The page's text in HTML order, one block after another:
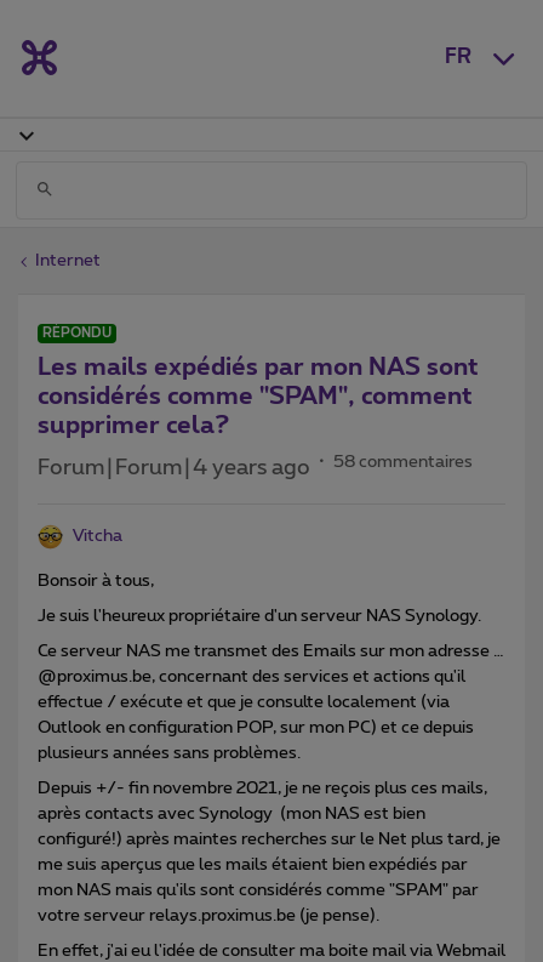
FR
Internet
RÉPONDU
Les mails expédiés par mon NAS sont
considérés comme "SPAM", comment
supprimer cela?
Forum|Forum|4 years ago 58 commentaires
Vitcha
Bonsoir à tous,
Je suis l'heureux propriétaire d'un serveur NAS Synology.
Ce serveur NAS me transmet des Emails sur mon adresse …
@proximus.be, concernant des services et actions qu'il
effectue / exécute et que je consulte localement (via
Outlook en configuration POP, sur mon PC) et ce depuis
plusieurs années sans problèmes.
Depuis +/- fin novembre 2021, je ne reçois plus ces mails,
après contacts avec Synology (mon NAS est bien
configuré!) après maintes recherches sur le Net plus tard, je
me suis aperçus que les mails étaient bien expédiés par
mon NAS mais qu'ils sont considérés comme "SPAM" par
votre serveur relays.proximus.be (je pense).
En effet, j'ai eu l'idée de consulter ma boite mail via Webmail